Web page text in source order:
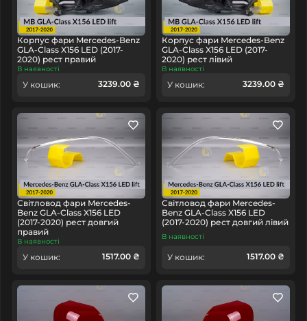
Корпус фари Mercedes-Benz
GLA-Class X156 LED (2017-
2020) рест правий
В наявності
У кошик: 3239.00 ₴
Корпус фари Mercedes-Benz
GLA-Class X156 LED (2017-
2020) рест лівий
В наявності
У кошик: 3239.00 ₴
Світловод фари Mercedes-
Benz GLA-Class X156 LED
(2017-2020) рест довгий
правий
В наявності
У кошик: 1517.00 ₴
Світловод фари Mercedes-
Benz GLA-Class X156 LED
(2017-2020) рест довгий лівий
В наявності
У кошик: 1517.00 ₴